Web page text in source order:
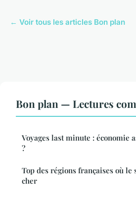
← Voir tous les articles Bon plan
Bon plan — Lectures
Voyages last minute : économie
?
Top des régions françaises où le
cher